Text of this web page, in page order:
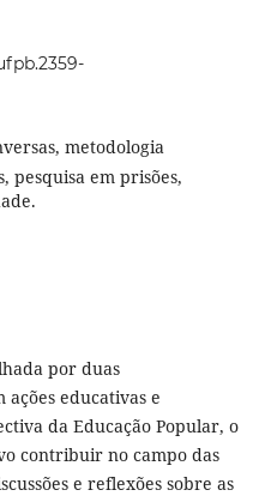
metodologia
pesquisa em prisões,
por duas
ações educativas e
da Educação Popular, o
contribuir no campo das
e reflexões sobre as